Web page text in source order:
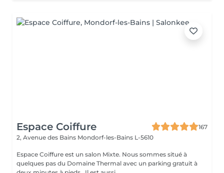
Espace Coiffure
167
2, Avenue des Bains Mondorf-les-Bains L-5610
Espace Coiffure est un salon Mixte. Nous sommes situé à
quelques pas du Domaine Thermal avec un parking gratuit à